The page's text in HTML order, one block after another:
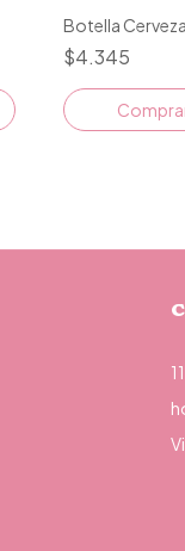
Botella
$4.345